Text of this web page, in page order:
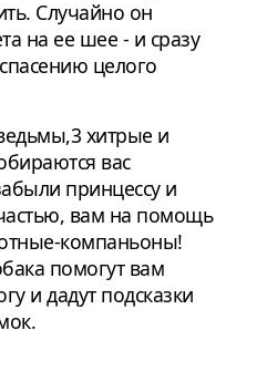
Случайно он
на ее шее - и сразу
целого
хитрые и
вас
принцессу и
вам на помощь
компаньоны!
помогут вам
и дадут подсказки